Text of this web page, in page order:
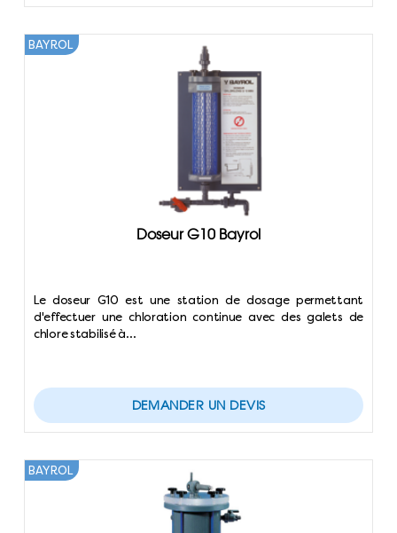
Doseur G10 Bayrol
BAYROL
Le doseur G10 est une station de dosage permettant
d'effectuer une chloration continue avec des galets de
chlore stabilisé à…
DEMANDER UN DEVIS
BAYROL